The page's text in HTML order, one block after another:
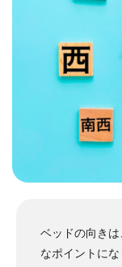
ベッドの向き
なポイントにな